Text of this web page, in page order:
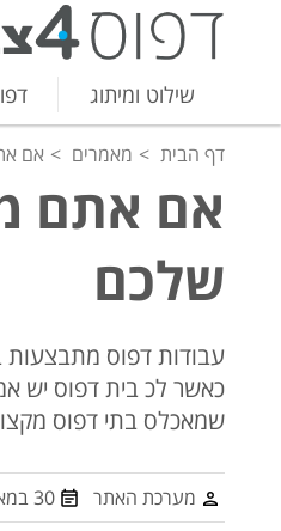
שילוט ומיתוג
דף הבית מאמרים אם
אם אתם
שלכם
עבודות דפוס מתבצעות
כאשר לכ בית דפוס יש
שמאכלס בתי דפוס
מערכת האתר 30 במאי 2022